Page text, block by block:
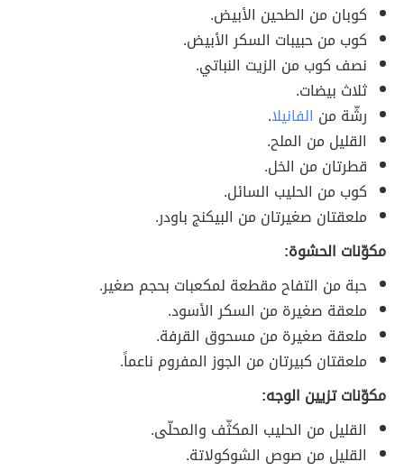
كوبان من الطحين الأبيض.
كوب من حبيبات السكر الأبيض.
نصف كوب من الزيت النباتي.
ثلاث بيضات.
رشّة من الفانيلا.
القليل من الملح.
قطرتان من الخل.
كوب من الحليب السائل.
ملعقتان صغيرتان من البيكنج باودر.
مكوّنات الحشوة:
حبة من التفاح مقطعة لمكعبات بحجم صغير.
ملعقة صغيرة من السكر الأسود.
ملعقة صغيرة من مسحوق القرفة.
ملعقتان كبيرتان من الجوز المفروم ناعماً.
مكوّنات تزيين الوجه:
القليل من الحليب المكثّف والمحلّى.
القليل من صوص الشوكولاتة.